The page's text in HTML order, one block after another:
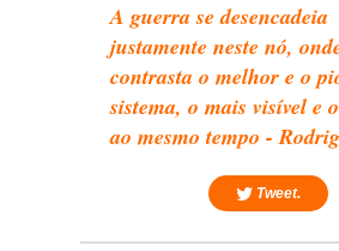
A guerra se desencadeia
justamente neste nó,
contrasta o melhor e o
sistema, o mais visível e
ao mesmo tempo -
Tweet.